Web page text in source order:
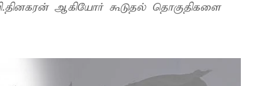
ஆகியோர் கூடுதல் தொகுதிகளை